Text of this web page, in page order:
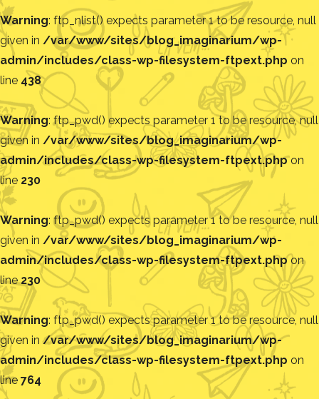
Warning: ftp_nlist() expects parameter 1 to be resource, null
given in /var/www/sites/blog_imaginarium/wp-
admin/includes/class-wp-filesystem-ftpext.php on
line 438
Warning: ftp_pwd() expects parameter 1 to be resource, null
given in /var/www/sites/blog_imaginarium/wp-
admin/includes/class-wp-filesystem-ftpext.phpon
line 230
Warning: ftp_pwd() expects parameter 1 to be resource, null
given in /var/www/sites/blog_imaginarium/wp-
admin/includes/class-wp-filesystem-ftpext.phpon
line230
Warning: ftp_pwd() expects parameter 1 to be resource, null
given in /var/www/sites/blog_imaginarium/wp-
admin/includes/class-wp-filesystem-ftpext.php on
line 764